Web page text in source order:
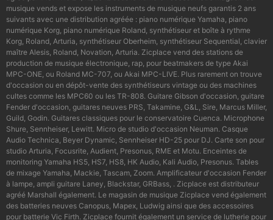
musique vends et expose les instruments de musique neufs garantis 2 ans
suivants avec une distribution agréée : piano numérique Yamaha, piano
numérique Korg, piano numérique Roland, synthétiseur et boîte à rythme
Korg, Roland, Arturia, synthétiseur Oberheim, synthétiseur Sequential, clavier
maître Alesis, Roland, Novation, Arturia. Zicplace vend des stations de
production de musique électronique, rap, pour beatmakers de type Akai
MPC-ONE, ou Roland MC-707, ou Akai MPC-LIVE. Plus rarement on trouve
d'occasion ou en dépôt-vente des synthétiseurs vintage ou des machines
cultes comme les MPC60 ou les TR-808. Guitare Gibson d'occasion, guitare
Fender d'occasion, guitares neuves PRS, Takamine, G&L, Sire, Marcus Miller,
Guild, Godin. Guitares classiques pour le conservatoire Cuenca. Microphone
Shure, Sennheiser, Lewitt. Micro de studio d'occasion Neuman. Casque
Audio Technica, Beyer Dynamic, Sennheiser HD-25 pour DJ. Carte son pour
studio Arturia, Focusrite, Audient, Presonus, RME et Motu. Enceintes de
monitoring Yamaha HS5, HS7, HS8, HK Audio, Kali Audio, Presonus. Tables
de mixage Yamaha, Mackie, Tascam, Zoom. Amplificateur d'occasion Fender
à lampe, ampli guitare Laney, Blackstar, GRBass, . Zicplace est distributeur
agréé Marshall également. Le magasin de musique Zicplace vend également
des batteries neuves Canopus, Mapex, Ludwig ainsi que des accessoires
pour batterie Vic Firth. Zicplace fournit également un service de lutherie pour